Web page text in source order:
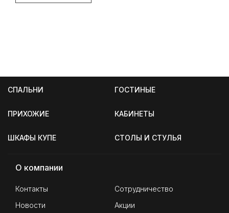
СПАЛЬНИ ГОСТИНЫЕ
ПРИХОЖИЕ КАБИНЕТЫ
ШКАФЫ КУПЕ СТОЛЫ И СТУЛЬЯ
О компании
Контакты
Сотрудничество
Новости
Акции